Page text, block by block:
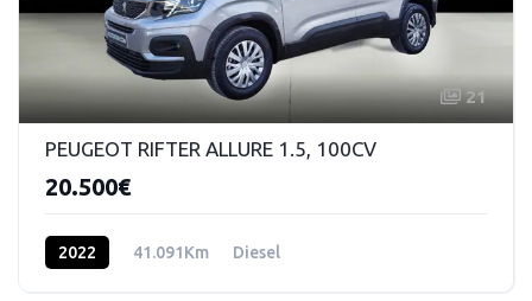
21
PEUGEOT RIFTER ALLURE 1.5, 100CV
20.500€
2022 41.091Km Diesel